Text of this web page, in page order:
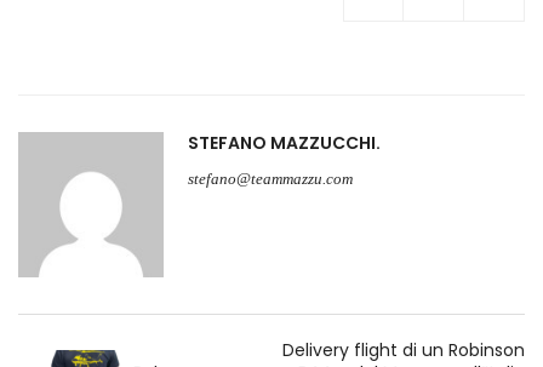
STEFANO MAZZUCCHI
stefano@teammazzu.com
Delivery flight di un Robinson